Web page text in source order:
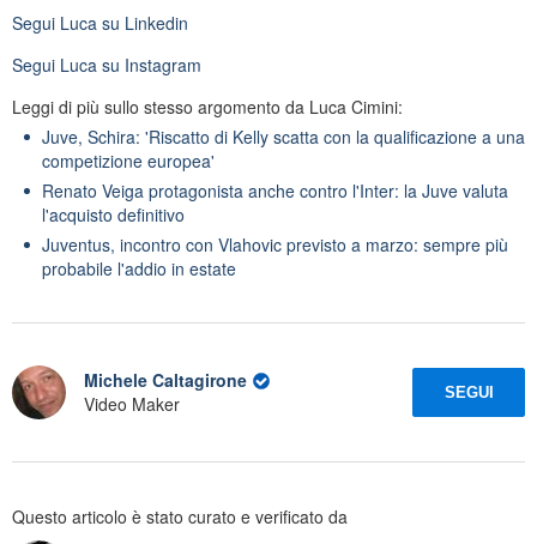
Segui Luca su Linkedin
Segui Luca su Instagram
Leggi di più sullo stesso argomento da Luca Cimini:
Juve, Schira: 'Riscatto di Kelly scatta con la qualificazione a una
competizione europea'
Renato Veiga protagonista anche contro l'Inter: la Juve valuta
l'acquisto definitivo
Juventus, incontro con Vlahovic previsto a marzo: sempre più
probabile l'addio in estate
Michele Caltagirone
Video Maker
SEGUI
Questo articolo è stato curato e verificato da